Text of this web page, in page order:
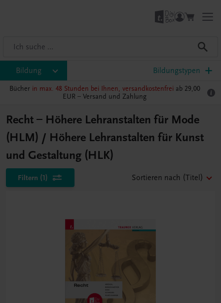
Bildung Bildungstypen
Bücher in max. 48 Stunden bei Ihnen, versandkostenfrei ab 29,00
EUR – Versand und Zahlung
Recht – Höhere Lehranstalten für Mode
(HLM) / Höhere Lehranstalten für Kunst
und Gestaltung (HLK)
Filtern (1) Sortieren nach (Titel)